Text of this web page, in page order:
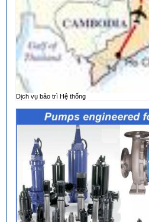
Dịch vụ bảo trì Hệ thống